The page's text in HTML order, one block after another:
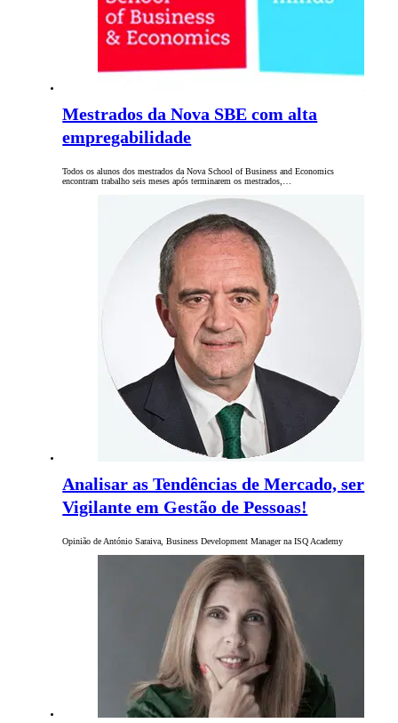
Mestrados da Nova SBE com alta
empregabilidade
Todos os alunos dos mestrados da Nova School of Business and Economics
encontram trabalho seis meses após terminarem os mestrados,…
Analisar as Tendências de Mercado, ser
Vigilante em Gestão de Pessoas!
Opinião de António Saraiva, Business Development Manager na ISQ Academy